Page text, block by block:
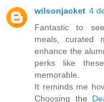
wilsonjacket 4
Fantastic to
meals, curated
enhance the
perks like
memorable.
It reminds me
Choosing the